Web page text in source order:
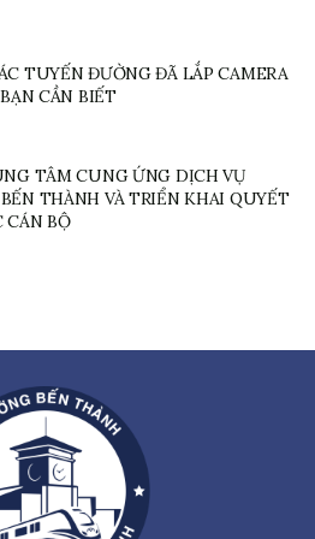
TUYẾN ĐƯỜNG ĐÃ LẮP CAMERA
CẦN BIẾT
TÂM CUNG ỨNG DỊCH VỤ
THÀNH VÀ TRIỂN KHAI QUYẾT
CÁN BỘ